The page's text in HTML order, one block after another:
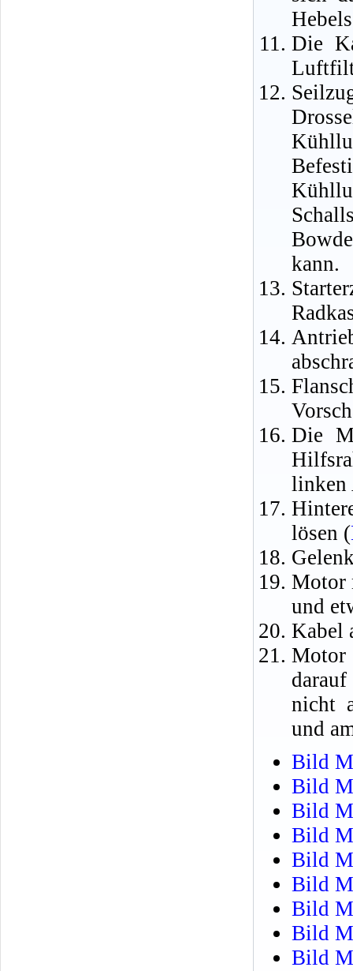
Die
kann.
Die
linken
lösen (
Motor
und
Kabel
Motor
nicht
und
Bild
Bild
Bild
Bild M
Bild
Bild M
Bild M
Bild
Bild